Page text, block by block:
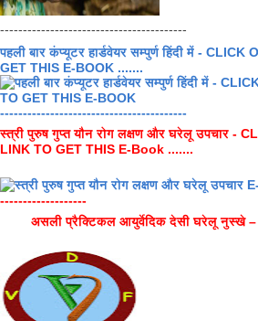
-----------------------------------------
पहली बार कंप्यूटर हार्डवेयर सम्पुर्ण हिंदी में -
GET THIS E-BOOK .......
-----------------------------------------
स्त्री पुरुष गुप्त यौन रोग लक्षण और घरेलू उपचार -
LINK TO GET THIS E-Book .......
-------------------
असली प्रैक्टिकल आयुर्वेदिक देसी घरेलू नुस्खे